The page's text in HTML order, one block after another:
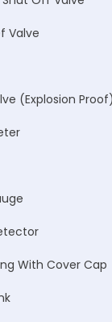
Valve
(Explosion Proof)
With Cover Cap